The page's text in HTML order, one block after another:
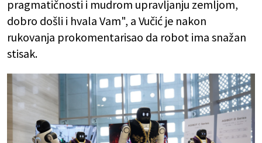
pragmatičnosti i mudrom upravljanju zemljom,
dobro došli i hvala Vam", a Vučić je nakon
rukovanja prokomentarisao da robot ima snažan
stisak.